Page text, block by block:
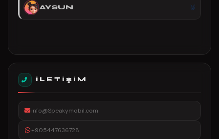
AYSUN
İLETIŞIM
info@Speakymobil.com
+905447636728